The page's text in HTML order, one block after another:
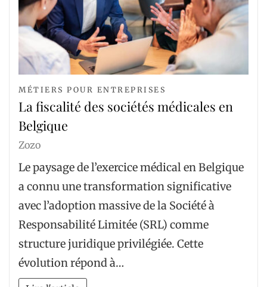
MÉTIERS POUR ENTREPRISES
La fiscalité des sociétés médicales en
Belgique
Zozo
Le paysage de l’exercice médical en Belgique
a connu une transformation significative
avec l’adoption massive de la Société à
Responsabilité Limitée (SRL) comme
structure juridique privilégiée. Cette
évolution répond à…